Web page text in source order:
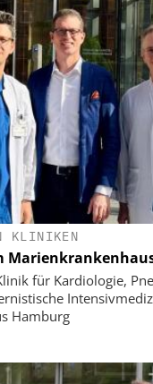
KLINIKEN
für Kardiologie,
Hamburg